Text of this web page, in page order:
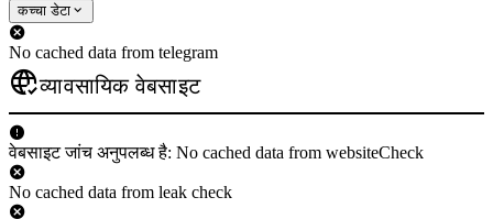
कच्चा डेटा
No cached data from telegram
व्यावसायिक वेबसाइट
वेबसाइट जांच अनुपलब्ध है: No cached data from websiteCheck
No cached data from leak check